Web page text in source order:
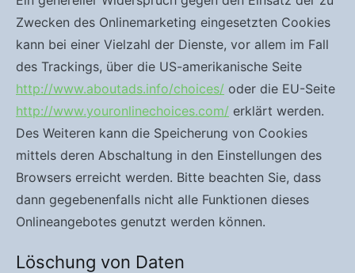
Zwecken des Onlinemarketing eingesetzten Cookies
kann bei einer Vielzahl der Dienste, vor allem im Fall
des Trackings, über die US-amerikanische Seite
http://www.aboutads.info/choices/ oder die EU-Seite
http://www.youronlinechoices.com/ erklärt werden.
Des Weiteren kann die Speicherung von Cookies
mittels deren Abschaltung in den Einstellungen des
Browsers erreicht werden. Bitte beachten Sie, dass
dann gegebenenfalls nicht alle Funktionen dieses
Onlineangebotes genutzt werden können.
Löschung von Daten